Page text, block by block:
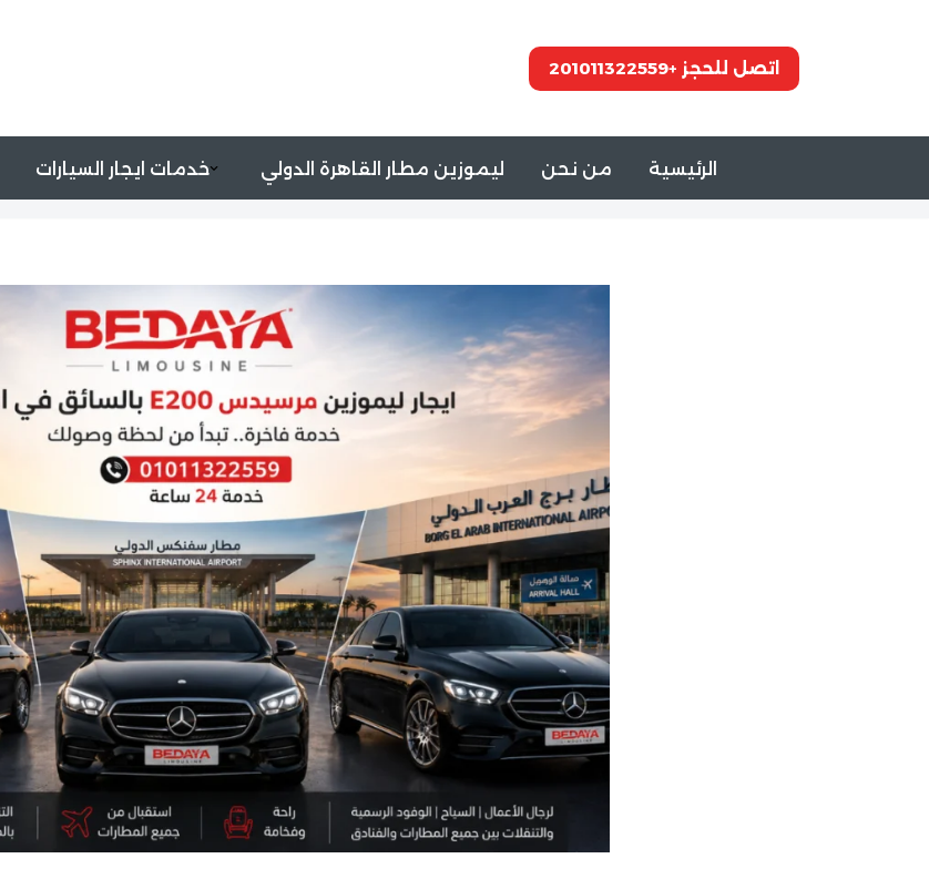
اتصل للحجز +201011322559
الرئيسية من نحن ليموزين مطار القاهرة الدولي خدمات ايجار السيارات